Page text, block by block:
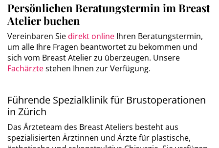
Persönlichen Beratungstermin im Breast
Atelier buchen
Vereinbaren Siedirekt online Ihren Beratungstermin,
um alle Ihre Fragen beantwortet zu bekommen und
sich vom Breast Atelier zu überzeugen. Unsere
Fachärztestehen Ihnen zur Verfügung.
Führende Spezialklinik für Brustoperationen
in Zürich
Das Ärzteteam des Breast Ateliers besteht aus
spezialisierten Ärztinnen und Ärzte für plastische,